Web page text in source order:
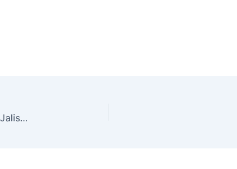
Juntas Local Ejecutiva y distritales 5, 8, 9 y 11 del INE Jalisco, presentaron el Sistema de Estadística Electoral